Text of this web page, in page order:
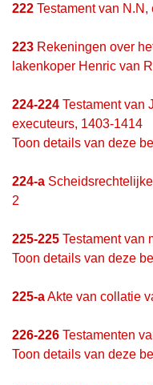
222 Testament van N.N,
223 Rekeningen over
lakenkoper Henric van
224-224 Testament van
executeurs, 1403-1414
Toon details van deze
224-a
2
225-225 Testament van
Toon details van deze
225-aAkte van collatie
226-226 Testamenten
Toon details van deze